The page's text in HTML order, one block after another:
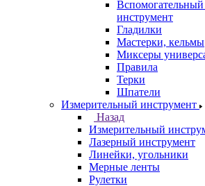
инструмент
Гладилки
Мастерки, кельмы
Миксеры
Правила
Терки
Шпатели
Измерительный инструмент
Назад
Измерительный
Лазерный инструмент
Линейки, угольники
Мерные ленты
Рулетки